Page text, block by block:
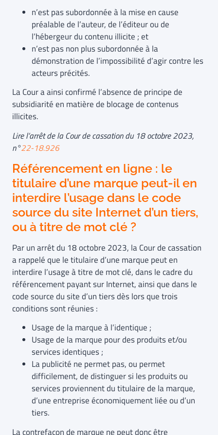
n’est pas subordonnée à la mise en cause
préalable de l’auteur, de l’éditeur ou de
l’hébergeur du contenu illicite ; et
n’est pas non plus subordonnée à la
démonstration de l’impossibilité d’agir contre les
acteurs précités.
La Cour a ainsi confirmé l’absence de principe de
subsidiarité en matière de blocage de contenus
illicites.
Lire l’arrêt de la Cour de cassation du 18 octobre 2023,
n°22-18.926
Référencement en ligne : le
titulaire d’une marque peut-il en
interdire l’usage dans le code
source du site Internet d’un tiers,
ou à titre de mot clé ?
Par un arrêt du 18 octobre 2023, la Cour de cassation
a rappelé que le titulaire d’une marque peut en
interdire l’usage à titre de mot clé, dans le cadre du
référencement payant sur Internet, ainsi que dans le
code source du site d’un tiers dès lors que trois
conditions sont réunies :
Usage de la marque à l’identique ;
Usage de la marque pour des produits et/ou
services identiques ;
La publicité ne permet pas, ou permet
difficilement, de distinguer si les produits ou
services proviennent du titulaire de la marque,
d’une entreprise économiquement liée ou d’un
tiers.
La contrefaçon de marque ne peut donc être